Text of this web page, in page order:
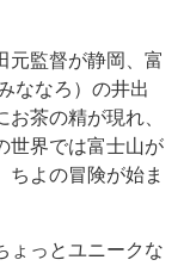
監督が静岡、富
ななろ）の井出
茶の精が現れ、
世界では富士山が
よの冒険が始ま
ょっとユニークな